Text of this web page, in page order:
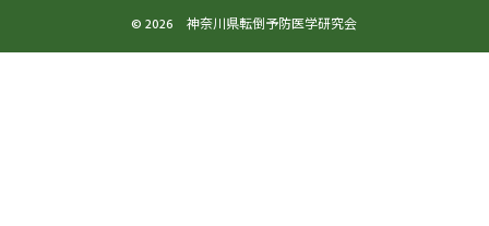
© 2026 神奈川県転倒予防医学研究会